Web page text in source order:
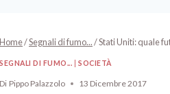
Home/Segnali di fumo.../Stati Uniti: quale
SEGNALI DI FUMO... |SOCIETÀ
Di Pippo Palazzolo 13 Dicembre 2017